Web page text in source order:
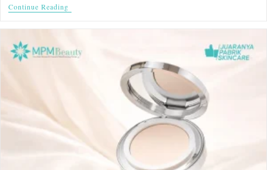
Continue Reading